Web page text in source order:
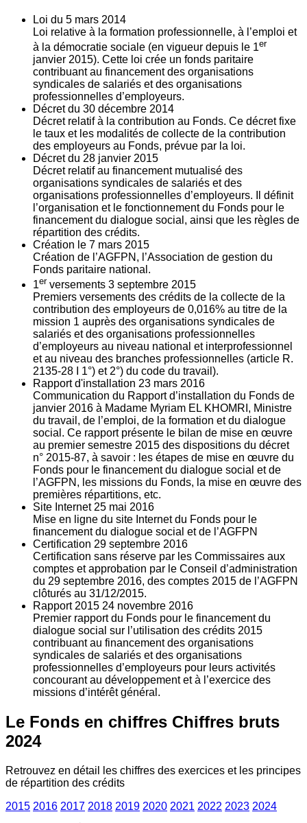
Loi du 5 mars 2014
Loi relative à la formation professionnelle, à l’emploi et
à la démocratie sociale (en vigueur depuis le 1er
janvier 2015). Cette loi crée un fonds paritaire
contribuant au financement des organisations
syndicales de salariés et des organisations
professionnelles d’employeurs.
Décret du 30 décembre 2014
Décret relatif à la contribution au Fonds. Ce décret fixe
le taux et les modalités de collecte de la contribution
des employeurs au Fonds, prévue par la loi.
Décret du 28 janvier 2015
Décret relatif au financement mutualisé des
organisations syndicales de salariés et des
organisations professionnelles d’employeurs. Il définit
l’organisation et le fonctionnement du Fonds pour le
financement du dialogue social, ainsi que les règles de
répartition des crédits.
Création le 7 mars 2015
Création de l’AGFPN, l’Association de gestion du
Fonds paritaire national.
1er versements 3 septembre 2015
Premiers versements des crédits de la collecte de la
contribution des employeurs de 0,016% au titre de la
mission 1 auprès des organisations syndicales de
salariés et des organisations professionnelles
d’employeurs au niveau national et interprofessionnel
et au niveau des branches professionnelles (article R.
2135‐28 I 1°) et 2°) du code du travail).
Rapport d'installation 23 mars 2016
Communication du Rapport d’installation du Fonds de
janvier 2016 à Madame Myriam EL KHOMRI, Ministre
du travail, de l’emploi, de la formation et du dialogue
social. Ce rapport présente le bilan de mise en œuvre
au premier semestre 2015 des dispositions du décret
n° 2015-87, à savoir : les étapes de mise en œuvre du
Fonds pour le financement du dialogue social et de
l’AGFPN, les missions du Fonds, la mise en œuvre des
premières répartitions, etc.
Site Internet 25 mai 2016
Mise en ligne du site Internet du Fonds pour le
financement du dialogue social et de l’AGFPN
Certification 29 septembre 2016
Certification sans réserve par les Commissaires aux
comptes et approbation par le Conseil d’administration
du 29 septembre 2016, des comptes 2015 de l’AGFPN
clôturés au 31/12/2015.
Rapport 2015 24 novembre 2016
Premier rapport du Fonds pour le financement du
dialogue social sur l’utilisation des crédits 2015
contribuant au financement des organisations
syndicales de salariés et des organisations
professionnelles d’employeurs pour leurs activités
concourant au développement et à l’exercice des
missions d’intérêt général.
Le Fonds en chiffres Chiffres bruts
2024
Retrouvez en détail les chiffres des exercices et les principes
de répartition des crédits
2015 2016 2017 2018 2019 2020 2021 2022 2023 2024